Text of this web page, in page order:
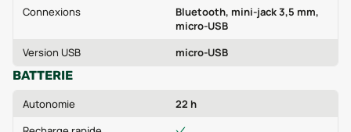
Connexions
Bluetooth, mini-jack 3,5 mm,
micro-USB
Version USB
micro-USB
BATTERIE
Autonomie
22 h